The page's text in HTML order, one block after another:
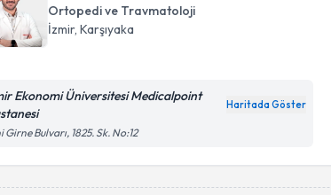
Ortopedi ve Travmatoloji
İzmir, Karşıyaka
Ekonomi Üniversitesi Medicalpoint
Haritada Göster
Girne Bulvarı, 1825. Sk. No:12